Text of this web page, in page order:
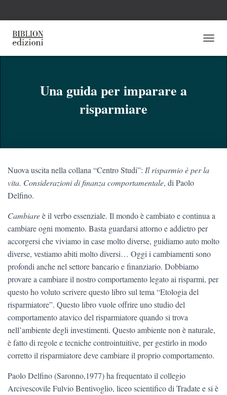
A
G
Una guida per imparare a
risparmiare
Nuova uscita nella collana “Centro Studi”: Il risparmio è per la
vita. Considerazioni di finanza comportamentale, di Paolo
Delfino.
Cambiareè il verbo essenziale. Il mondo è cambiato e continua a
cambiare ogni momento. Basta guardarsi attorno e addietro per
accorgersi che viviamo in case molto diverse, guidiamo auto molto
diverse, vestiamo abiti molto diversi… Oggi i cambiamenti sono
profondi anche nel settore bancario e finanziario. Dobbiamo
provare a cambiare il nostro comportamento legato ai risparmi, per
questo ho voluto scrivere questo libro sul tema “Etologia del
risparmiatore”. Questo libro vuole offrire uno studio del
comportamento atavico del risparmiatore quando si trova
nell’ambiente degli investimenti. Questo ambiente non è naturale,
è fatto di regole e tecniche controintuitive, per gestirlo in modo
corretto il risparmiatore deve cambiare il proprio comportamento.
Paolo Delfino (Saronno,1977) ha frequentato il collegio
Arcivescovile Fulvio Bentivoglio, liceo scientifico di Tradate e si è